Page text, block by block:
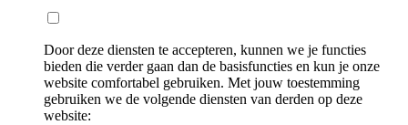
Door deze diensten te accepteren, kunnen we je functies
bieden die verder gaan dan de basisfuncties en kun je onze
website comfortabel gebruiken. Met jouw toestemming
gebruiken we de volgende diensten van derden op deze
website: